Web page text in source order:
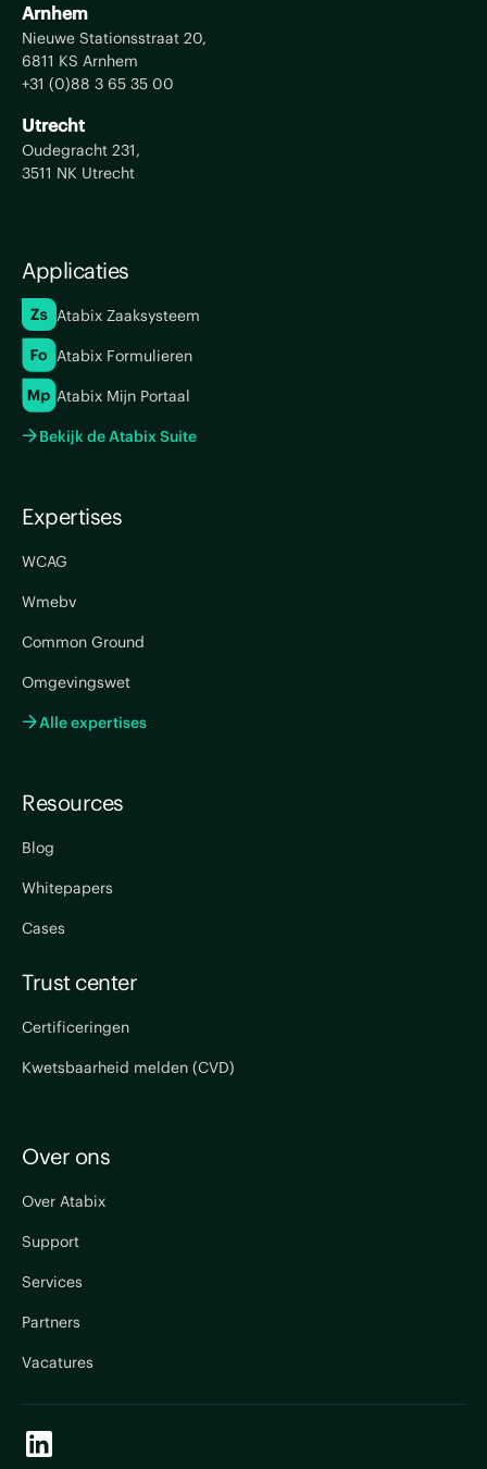
Arnhem
Nieuwe Stationsstraat 20,
6811 KS Arnhem
+31 (0)88 3 65 35 00
Utrecht
Oudegracht 231,
3511 NK Utrecht
Applicaties
Atabix Zaaksysteem
Atabix Formulieren
Atabix Mijn Portaal
Bekijk de Atabix Suite
Expertises
WCAG
Wmebv
Common Ground
Omgevingswet
Alle expertises
Resources
Blog
Whitepapers
Cases
Trust center
Certificeringen
Kwetsbaarheid melden (CVD)
Over ons
Over Atabix
Support
Services
Partners
Vacatures